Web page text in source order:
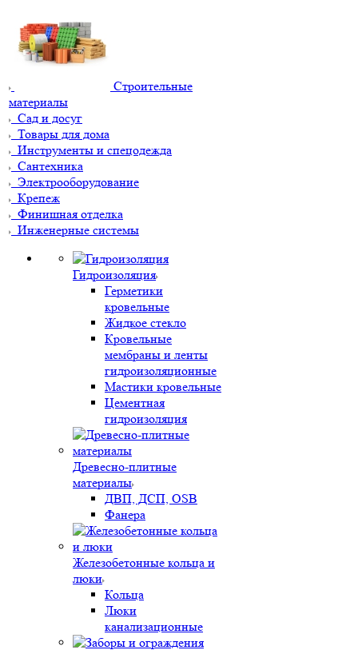
Строительные
материалы
Сад и досуг
Товары для дома
Инструменты и спецодежда
Сантехника
Электрооборудование
Крепеж
Финишная отделка
Инженерные системы
Гидроизоляция
Герметики
кровельные
Жидкое стекло
Кровельные
мембраны и ленты
гидроизоляционные
Мастики кровельные
Цементная
гидроизоляция
Древесно-плитные
материалы
ДВП, ДСП, OSB
Фанера
Железобетонные кольца и
люки
Кольца
Люки
канализационные